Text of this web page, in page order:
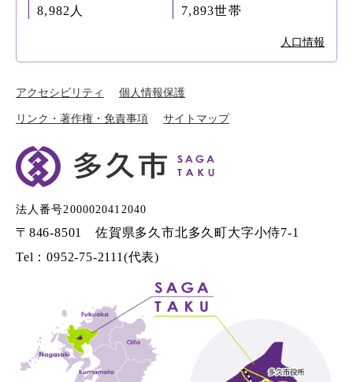
8,982人 7,893世帯
人口情報
アクセシビリティ 個人情報保護
リンク・著作権・免責事項 サイトマップ
法人番号2000020412040
〒846-8501 佐賀県多久市北多久町大字小侍7-1
Tel：0952-75-2111(代表)